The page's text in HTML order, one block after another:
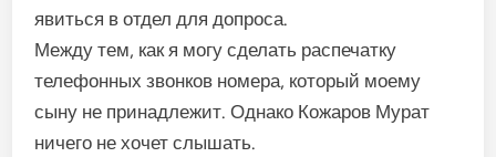
явиться в отдел для допроса.
Между тем, как я могу сделать распечатку
телефонных звонков номера, который моему
сыну не принадлежит. Однако Кожаров Мурат
ничего не хочет слышать.